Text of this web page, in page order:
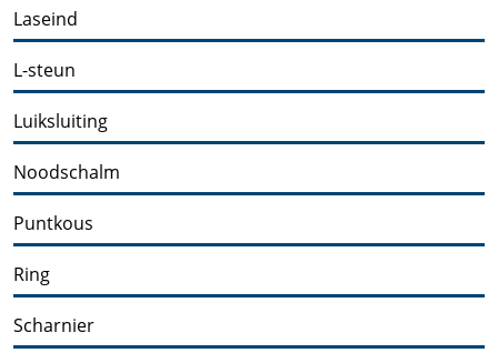
Laseind
L-steun
Luiksluiting
Noodschalm
Puntkous
Ring
Scharnier